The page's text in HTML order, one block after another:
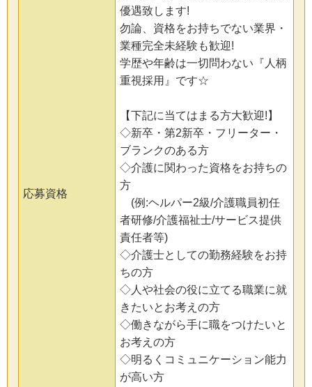
応募資格
優遇致します!
勿論、資格をお持ちでない業界・
業種完全未経験も歓迎!
学歴や年齢は一切問わない『人柄
重視採用』です☆
【下記に当てはまる方大歓迎!】
◇新卒・第2新卒・フリーター・
ブランクのある方
◇介護に関わった資格をお持ちの
方
(例:ヘルパー2級/介護職員初任
者研修/介護福祉士/サービス提供
責任者等)
◇介護士としての勤務経験をお持
ちの方
◇人や社会の役に立てる職業に就
きたいとお考えの方
◇働きながら手に職をつけたいと
お考えの方
◇明るくコミュニケーション能力
が高い方